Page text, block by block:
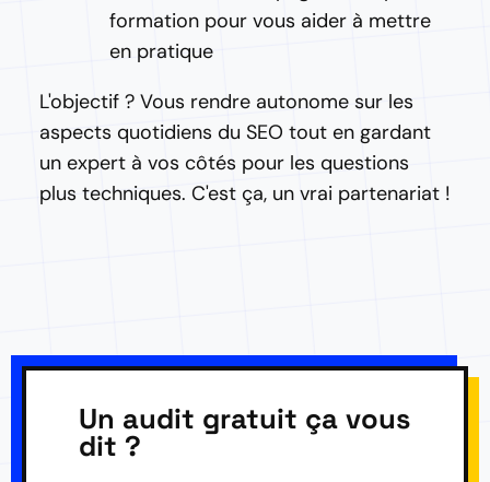
formation pour vous aider à mettre
en pratique
L'objectif ? Vous rendre autonome sur les
aspects quotidiens du SEO tout en gardant
un expert à vos côtés pour les questions
plus techniques. C'est ça, un vrai partenariat !
Un audit gratuit ça vous
dit ?